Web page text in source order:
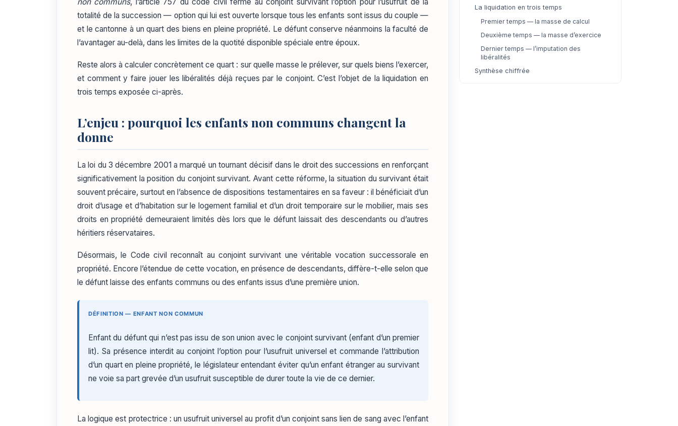
non communs, l’article 757 du code civil ferme au conjoint survivant l’option pour l’usufruit de la
totalité de la succession — option qui lui est ouverte lorsque tous les enfants sont issus du couple —
et le cantonne à un quart des biens en pleine propriété. Le défunt conserve néanmoins la faculté de
l’avantager au-delà, dans les limites de la quotité disponible spéciale entre époux.
Reste alors à calculer concrètement ce quart : sur quelle masse le prélever, sur quels biens l’exercer,
et comment y faire jouer les libéralités déjà reçues par le conjoint. C’est l’objet de la liquidation en
trois temps exposée ci-après.
L’enjeu : pourquoi les enfants non communs changent la
donne
La loi du 3 décembre 2001 a marqué un tournant décisif dans le droit des successions en renforçant
significativement la position du conjoint survivant. Avant cette réforme, la situation du survivant était
souvent précaire, surtout en l’absence de dispositions testamentaires en sa faveur : il bénéficiait d’un
droit d’usage et d’habitation sur le logement familial et d’un droit temporaire sur le mobilier, mais ses
droits en propriété demeuraient limités dès lors que le défunt laissait des descendants ou d’autres
héritiers réservataires.
Désormais, le Code civil reconnaît au conjoint survivant une véritable vocation successorale en
propriété. Encore l’étendue de cette vocation, en présence de descendants, diffère-t-elle selon que
le défunt laisse des enfants communs ou des enfants issus d’une première union.
DÉFINITION — ENFANT NON COMMUN
Enfant du défunt qui n’est pas issu de son union avec le conjoint survivant (enfant d’un premier
lit). Sa présence interdit au conjoint l’option pour l’usufruit universel et commande l’attribution
d’un quart en pleine propriété, le législateur entendant éviter qu’un enfant étranger au survivant
ne voie sa part grevée d’un usufruit susceptible de durer toute la vie de ce dernier.
La logique est protectrice : un usufruit universel au profit d’un conjoint sans lien de sang avec l’enfant
La liquidation en trois temps
Premier temps — la masse de calcul
Deuxième temps — la masse d’exercice
Dernier temps — l’imputation des
libéralités
Synthèse chiffrée